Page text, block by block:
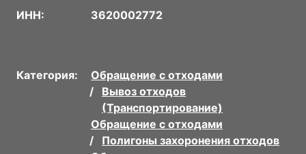
ИНН: 3620002772
Категория:
Обращение с отходами
Вывоз отходов
(Транспортирование)
Обращение с отходами
Полигоны захоронения отходов